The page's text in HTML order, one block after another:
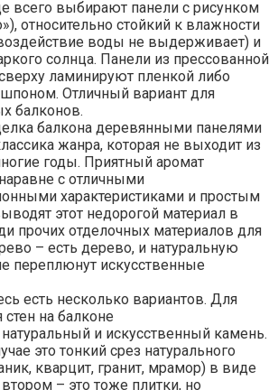
всего выбирают панели с рисунком
относительно стойкий к влажности
воды не выдерживает) и
солнца. Панели из прессованной
ламинируют пленкой либо
Отличный вариант для
балконов.
балкона деревянными панелями
жанра, которая не выходит из
годы. Приятный аромат
с отличными
характеристиками и простым
этот недорогой материал в
прочих отделочных материалов для
– есть дерево, и натуральную
переплюнут искусственные
есть несколько вариантов. Для
на балконе
и искусственный камень.
это тонкий срез натурального
кварцит, гранит, мрамор) в виде
– это тоже плитки, но